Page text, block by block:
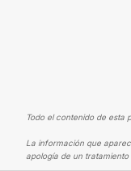
Todo el contenido de esta
La información que
apología de un